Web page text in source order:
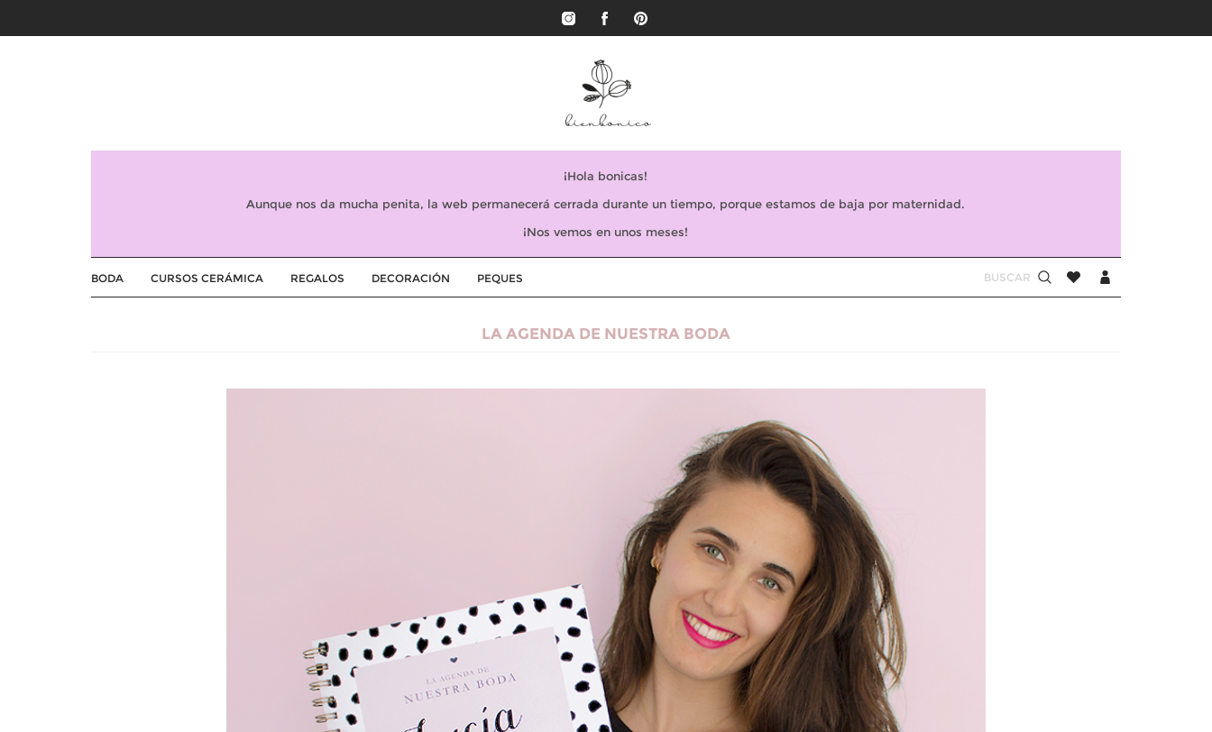
¡Hola bonicas!
Aunque nos da mucha penita, la web permanecerá cerrada durante un tiempo, porque estamos de baja por maternidad.
¡Nos vemos en unos meses!
BODA CURSOS CERÁMICA REGALOS DECORACIÓN PEQUES
LA AGENDA DE NUESTRA BODA